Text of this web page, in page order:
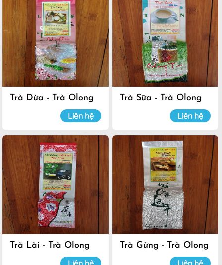
Trà Dừa - Trà Olong
Liên hệ
Trà Sữa - Trà Olong
Liên hệ
Trà Lài - Trà Olong
Trà Gừng - Trà Olong